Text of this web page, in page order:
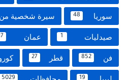
سوريا 48 سيرة شخصية من
صيدليات 1 عمان
فن 852 قطر 27
19
5029